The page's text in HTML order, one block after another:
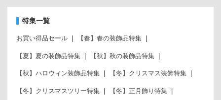
特集一覧
お買い得品セール 【春】春の装飾品特集
【夏】夏の装飾品特集 【秋】秋の装飾品特集
【秋】ハロウィン装飾品特集 【冬】クリスマス装飾特集
【冬】クリスマスツリー特集 【冬】正月飾り特集